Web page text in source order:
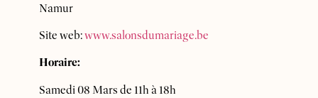
Namur
Site web:www.salonsdumariage.be
Horaire:
Samedi 08 Mars de 11h à 18h